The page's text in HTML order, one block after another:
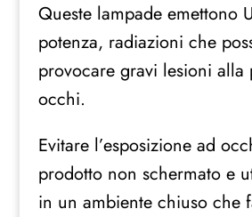
Queste lampade emettono
potenza, radiazioni che
provocare gravi lesioni alla
occhi.
Evitare l’esposizione ad
prodotto non schermato e
in un ambiente chiuso che